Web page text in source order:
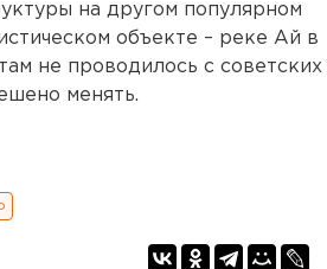
на другом популярном
объекте – реке Ай в
не проводилось с советских
менять.